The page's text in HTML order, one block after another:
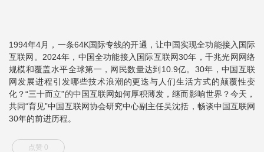
1994年4月，一条64K国际专线的开通，让中国实现全功能接入国际
互联网。2024年，中国全功能接入国际互联网30年，千兆光网网络
规模和覆盖水平全球第一，网民数量达到10.9亿。30年，中国互联
网发展进程引发哪些技术浪潮的更迭与人们生活方式的颠覆性变
化？“三十而立”的中国互联网如何厚积薄发，继而影响世界？今天，
共同“育见”中国互联网协会研究中心副主任吴沈括，畅谈中国互联网
30年的前进历程。
点赞 0